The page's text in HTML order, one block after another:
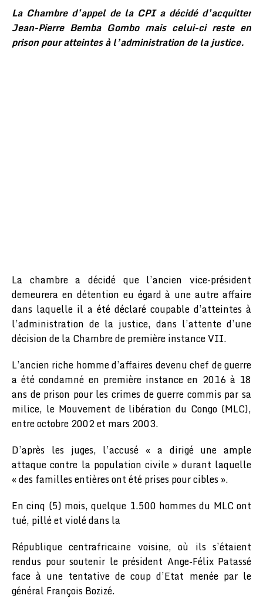
La Chambre d’appel de la CPI a décidé d’acquitter
Jean-Pierre Bemba Gombo mais celui-ci reste en
prison pour atteintes à l’administration de la justice.
La chambre a décidé que l’ancien vice-président
demeurera en détention eu égard à une autre affaire
dans laquelle il a été déclaré coupable d’atteintes à
l’administration de la justice, dans l’attente d’une
décision de la Chambre de première instance VII.
L’ancien riche homme d’affaires devenu chef de guerre
a été condamné en première instance en 2016 à 18
ans de prison pour les crimes de guerre commis par sa
milice, le Mouvement de libération du Congo (MLC),
entre octobre 2002 et mars 2003.
D’après les juges, l’accusé « a dirigé une ample
attaque contre la population civile » durant laquelle
« des familles entières ont été prises pour cibles ».
En cinq (5) mois, quelque 1.500 hommes du MLC ont
tué, pillé et violé dans la
République centrafricaine voisine, où ils s’étaient
rendus pour soutenir le président Ange-Félix Patassé
face à une tentative de coup d’Etat menée par le
général François Bozizé.